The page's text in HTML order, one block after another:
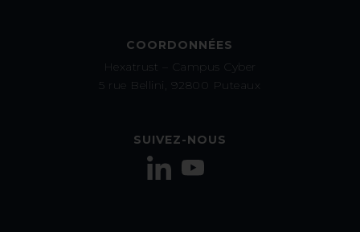
COORDONNÉES
Hexatrust – Campus Cyber
5 rue Bellini, 92800 Puteaux
SUIVEZ-NOUS